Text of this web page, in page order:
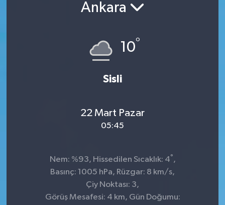
Ankara
10°
Sisli
22 Mart Pazar
05:45
Nem: %93, Hissedilen Sıcaklık: 4° ,
Basınç: 1005 hPa, Rüzgar: 8 km/s,
Çiy Noktası: 3,
Görüş Mesafesi: 4 km, Gün Doğumu: